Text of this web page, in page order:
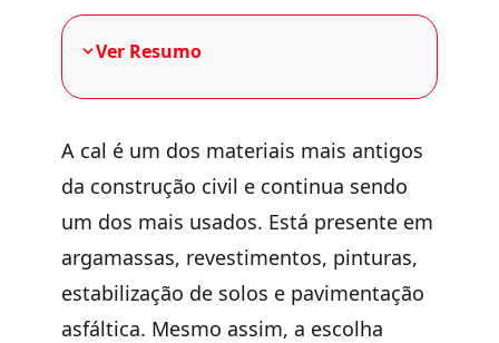
Ver Resumo
A cal é um dos materiais mais antigos
da construção civil e continua sendo
um dos mais usados. Está presente em
argamassas, revestimentos, pinturas,
estabilização de solos e pavimentação
asfáltica. Mesmo assim, a escolha